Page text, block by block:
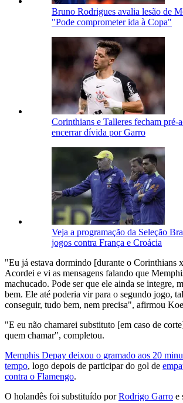
Bruno Rodrigues avalia lesão de
"Pode comprometer ida à Copa"
Corinthians e Talleres fecham pré-
encerrar dívida por Garro
Veja a programação da Seleção
jogos contra França e Croácia
"Eu já estava dormindo [durante o Corinthians
Acordei e vi as mensagens falando que
machucado. Pode ser que ele ainda se integre,
bem. Ele até poderia vir para o segundo jogo,
conseguir, tudo bem, nem precisa", afirmou
"E eu não chamarei substituto [em caso de
quem chamar", completou.
Memphis Depay deixou o gramado aos 20
tempo, logo depois de participar do gol de
contra o Flamengo.
O holandês foi substituído porRodrigo Garro e